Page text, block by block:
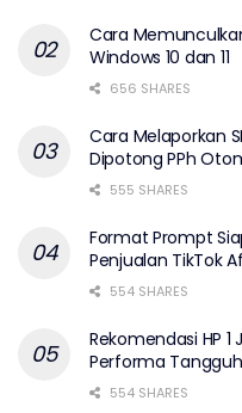
Cara
Windows 10 dan 11
656 SHARES
Cara Melaporkan
Dipotong PPh
555 SHARES
Format Prompt
Penjualan TikTok
554 SHARES
Rekomendasi HP
Performa Tangguh
554 SHARES